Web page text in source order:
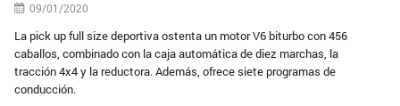
09/01/2020
La pick up full size deportiva ostenta un motor V6 biturbo con 456
caballos, combinado con la caja automática de diez marchas, la
tracción 4x4 y la reductora. Además, ofrece siete programas de
conducción.